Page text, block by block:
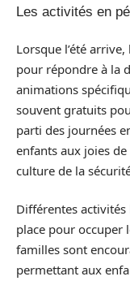
Les activités en
Lorsque l’été
pour répondre à la
animations
souvent gratuits
parti des journées
enfants aux joies
culture de la
Différentes
place pour occuper
familles sont
permettant aux